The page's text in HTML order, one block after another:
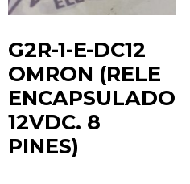
G2R-1-E-DC12
OMRON (RELE
ENCAPSULADO
12VDC. 8
PINES)